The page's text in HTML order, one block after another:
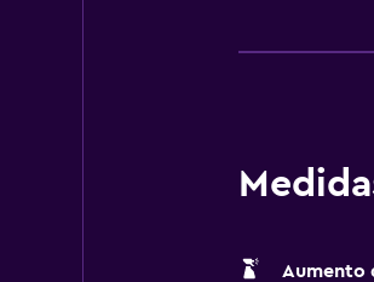
Aumento